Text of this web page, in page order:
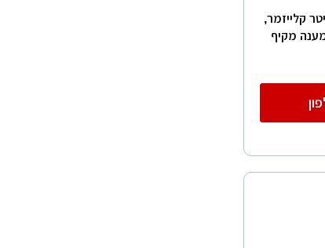
קלייזמר,
הסטודיו נותן מענה מקיף